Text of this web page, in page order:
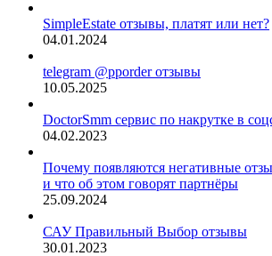
SimpleEstate отзывы, платят или нет?
04.01.2024
telegram @pporder отзывы
10.05.2025
DoctorSmm сервис по накрутке в
04.02.2023
Почему появляются негативные
и что об этом говорят партнёры
25.09.2024
САУ Правильный Выбор отзывы
30.01.2023